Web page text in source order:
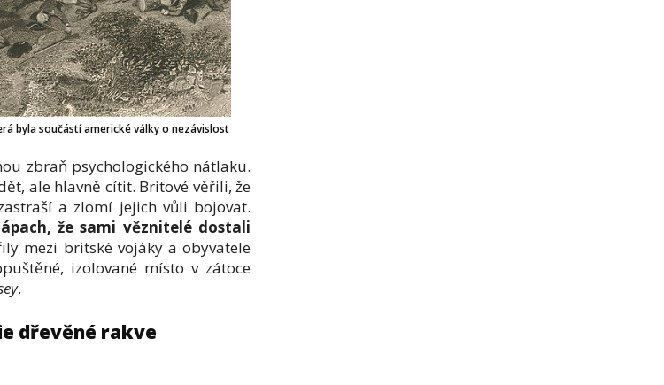
byla součástí americké války o nezávislost
zbraň psychologického nátlaku.
ale hlavně cítit. Britové věřili, že
a zlomí jejich vůli bojovat.
že sami věznitelé dostali
mezi britské vojáky a obyvatele
izolované místo v zátoce
.
dřevěné rakve